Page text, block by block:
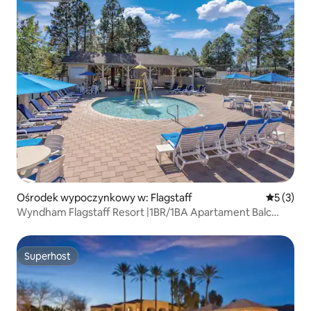
Ośrodek wypoczynkowy w: Flagstaff Średnia
5 (3)
Wyndham Flagstaff Resort |1BR/1BA Apartament Balc
Superhost
Superhost